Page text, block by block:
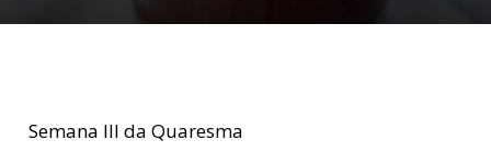
Semana III da Quaresma